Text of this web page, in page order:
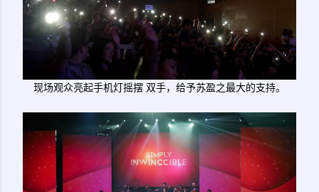
现场观众亮起手机灯摇摆 双手，给予苏盈之最大的支持。